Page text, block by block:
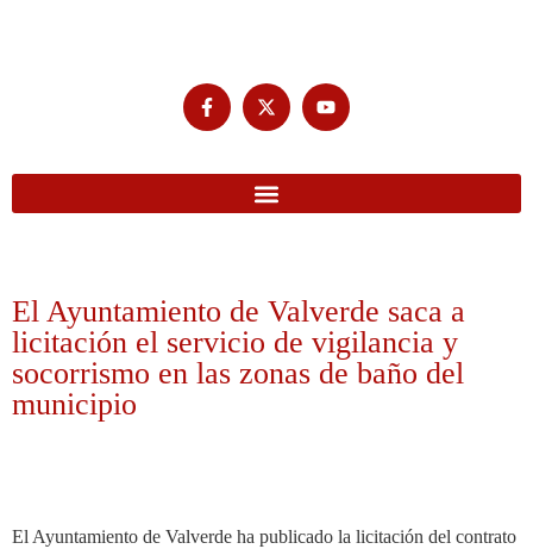
El Ayuntamiento de Valverde saca a
licitación el servicio de vigilancia y
socorrismo en las zonas de baño del
municipio
El Ayuntamiento de Valverde ha publicado la licitación del contrato